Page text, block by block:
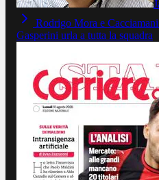
Rodrigo Mora e
Gasperini urla a tutta la squadra